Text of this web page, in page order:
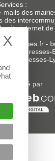
:
mails des
des
site internet
-
Adresses-
édité par
X Hide